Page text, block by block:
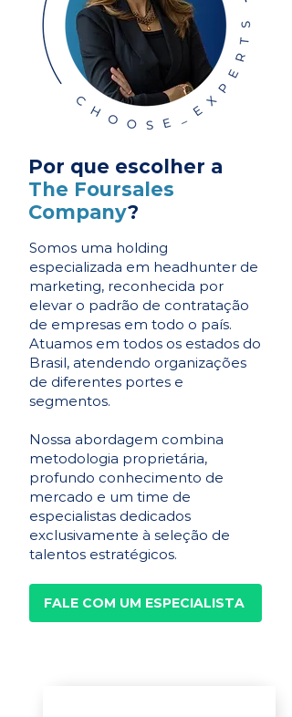
Por que escolher a
The Foursales
Company?
Somos uma holding
especializada em headhunter de
marketing, reconhecida por
elevar o padrão de contratação
de empresas em todo o país.
Atuamos em todos os estados do
Brasil, atendendo organizações
de diferentes portes e
segmentos.
Nossa abordagem combina
metodologia proprietária,
profundo conhecimento de
mercado e um time de
especialistas dedicados
exclusivamente à seleção de
talentos estratégicos.
FALE COM UM ESPECIALISTA